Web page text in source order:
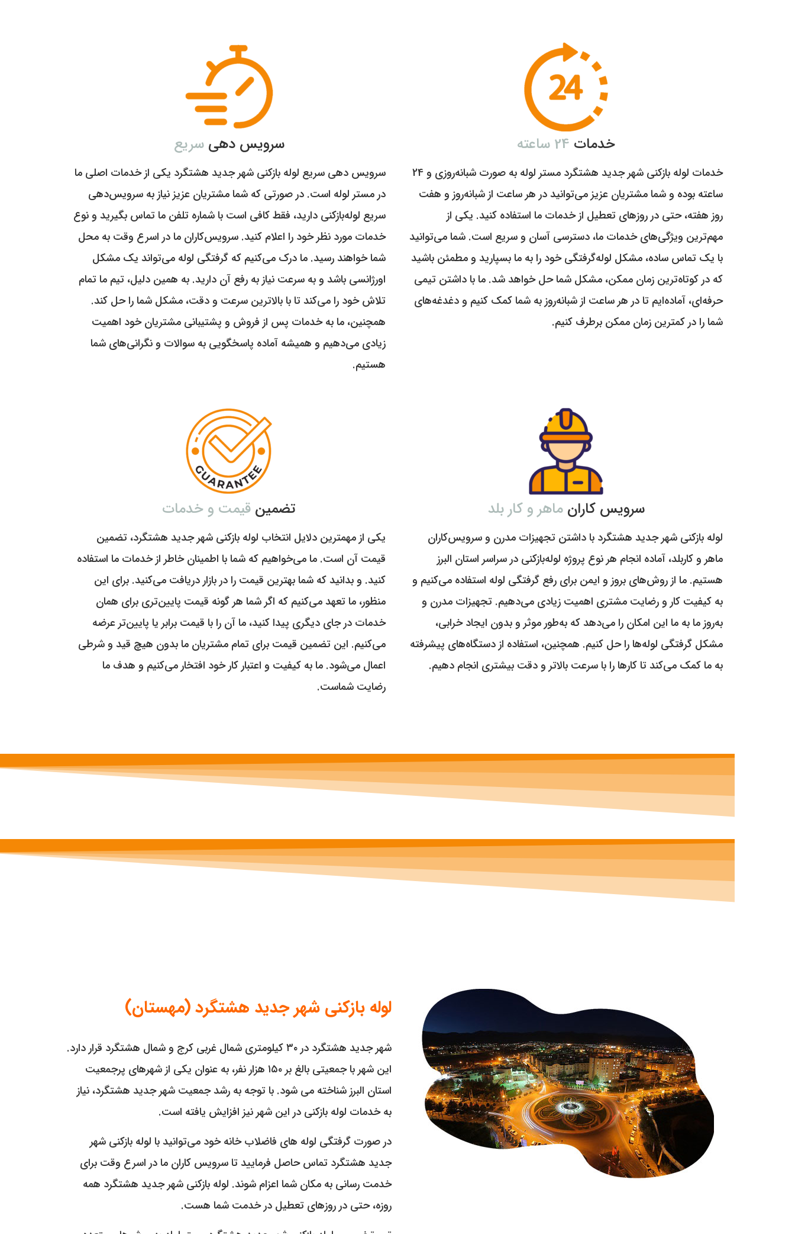
خدمات 24 ساعته
خدمات لوله بازکنی شهر جدید هشتگرد مستر لوله به صورت شبانه‌روزی و 24
ساعته بوده و شما مشتریان عزیز می‌توانید در هر ساعت از شبانه‌روز و هفت
روز هفته، حتی در روزهای تعطیل از خدمات ما استفاده کنید. یکی از
مهم‌ترین ویژگی‌های خدمات ما، دسترسی آسان و سریع است. شما می‌توانید
با یک تماس ساده، مشکل لوله‌گرفتگی خود را به ما بسپارید و مطمئن باشید
که در کوتاه‌ترین زمان ممکن، مشکل شما حل خواهد شد. ما با داشتن تیمی
حرفه‌ای، آماده‌ایم تا در هر ساعت از شبانه‌روز به شما کمک کنیم و دغدغه‌های
شما را در کمترین زمان ممکن برطرف کنیم.
سرویس دهی سریع
سرویس دهی سریع لوله بازکنی شهر جدید هشتگرد یکی از خدمات اصلی ما
در مستر لوله است. در صورتی که شما مشتریان عزیز نیاز به سرویس‌دهی
سریع لوله‌بازکنی دارید، فقط کافی است با شماره تلفن ما تماس بگیرید و نوع
خدمات مورد نظر خود را اعلام کنید. سرویس‌کاران ما در اسرع وقت به محل
شما خواهند رسید. ما درک می‌کنیم که گرفتگی لوله می‌تواند یک مشکل
اورژانسی باشد و به سرعت نیاز به رفع آن دارید. به همین دلیل، تیم ما تمام
تلاش خود را می‌کند تا با بالاترین سرعت و دقت، مشکل شما را حل کند.
همچنین، ما به خدمات پس از فروش و پشتیبانی مشتریان خود اهمیت
زیادی می‌دهیم و همیشه آماده پاسخگویی به سوالات و نگرانی‌های شما
هستیم.
سرویس کاران ماهر و كار بلد
لوله بازکنی شهر جدید هشتگرد با داشتن تجهیزات مدرن و سرویس‌کاران
ماهر و کاربلد، آماده انجام هر نوع پروژه لوله‌بازکنی در سراسر استان البرز
هستیم. ما از روش‌های بروز و ایمن برای رفع گرفتگی لوله استفاده می‌کنیم و
به کیفیت کار و رضایت مشتری اهمیت زیادی می‌دهیم. تجهیزات مدرن و
به‌روز ما به ما این امکان را می‌دهد که به‌طور موثر و بدون ایجاد خرابی،
مشکل گرفتگی لوله‌ها را حل کنیم. همچنین، استفاده از دستگاه‌های پیشرفته
به ما کمک می‌کند تا کارها را با سرعت بالاتر و دقت بیشتری انجام دهیم.
تضمين قیمت و خدمات
یکی از مهمترین دلایل انتخاب لوله بازکنی شهر جدید هشتگرد، تضمین
قیمت آن است. ما می‌خواهیم که شما با اطمینان خاطر از خدمات ما استفاده
کنید. و بدانید که شما بهترین قیمت را در بازار دریافت می‌کنید. برای این
منظور، ما تعهد می‌کنیم که اگر شما هر گونه قیمت پایین‌تری برای همان
خدمات در جای دیگری پیدا کنید، ما آن را با قیمت برابر یا پایین‌تر عرضه
می‌کنیم. این تضمین قیمت برای تمام مشتریان ما بدون هیچ قید و شرطی
اعمال می‌شود. ما به کیفیت و اعتبار کار خود افتخار می‌کنیم و هدف ما
رضایت شماست.
لوله بازکنی شهر جدید هشتگرد (مهستان)
شهر جدید هشتگرد در ۳۰ کیلومتری شمال غربی کرج و شمال هشتگرد قرار دارد.
این شهر با جمعیتی بالغ بر ۱۵۰ هزار نفر، به عنوان یکی از شهرهای پرجمعیت
استان البرز شناخته می شود. با توجه به رشد جمعیت شهر جدید هشتگرد، نیاز
به خدمات لوله بازکنی در این شهر نیز افزایش یافته است.
در صورت گرفتگی لوله های فاضلاب خانه خود می‌توانید با لوله بازکنی شهر
جدید هشتگرد تماس حاصل فرمایید تا سرویس کاران ما در اسرع وقت برای
خدمت رسانی به مکان شما اعزام شوند. لوله بازکنی شهر جدید هشتگرد همه
روزه، حتی در روزهای تعطیل در خدمت شما هست.